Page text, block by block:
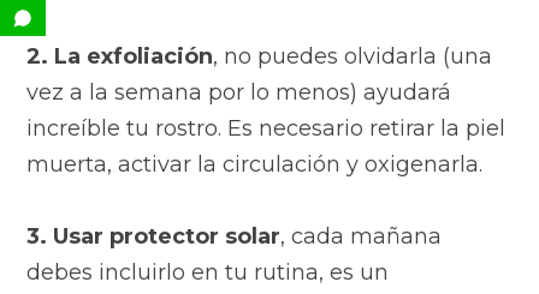
2. La exfoliación, no puedes olvidarla (una
vez a la semana por lo menos) ayudará
increíble tu rostro. Es necesario retirar la piel
muerta, activar la circulación y oxigenarla.
3. Usar protector solar, cada mañana
debes incluirlo en tu rutina, es un